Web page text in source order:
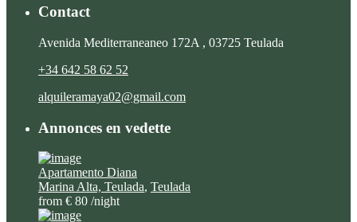
Contact
Avenida Mediterraneaneo 172A , 03725 Teulada
+34 642 58 62 52
alquileramaya02@gmail.com
Annonces en vedette
Apartamento Diana
Marina Alta, Teulada, Teulada
from € 80 /night